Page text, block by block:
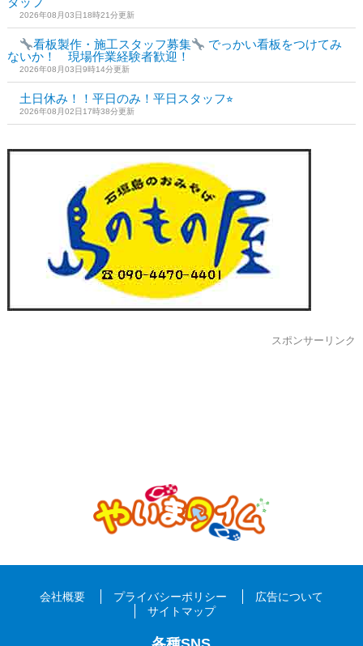
2026年08月03日18時21分更新
看板製作・施工スタッフ募集
でっかい看板をつけてみ
ないか！ 現場作業経験者歓迎！
2026年08月03日9時14分更新
土日休み！！平日のみ！平日スタッフ⭐︎
2026年08月02日17時38分更新
スポンサーリンク
会社概要 プライバシーポリシー
広告について
サイトマップ